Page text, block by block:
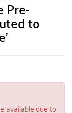
Pre-
to
available due to